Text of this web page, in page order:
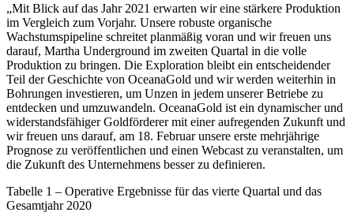
„Mit Blick auf das Jahr 2021 erwarten wir eine stärkere Produktion
im Vergleich zum Vorjahr. Unsere robuste organische
Wachstumspipeline schreitet planmäßig voran und wir freuen uns
darauf, Martha Underground im zweiten Quartal in die volle
Produktion zu bringen. Die Exploration bleibt ein entscheidender
Teil der Geschichte von OceanaGold und wir werden weiterhin in
Bohrungen investieren, um Unzen in jedem unserer Betriebe zu
entdecken und umzuwandeln. OceanaGold ist ein dynamischer und
widerstandsfähiger Goldförderer mit einer aufregenden Zukunft und
wir freuen uns darauf, am 18. Februar unsere erste mehrjährige
Prognose zu veröffentlichen und einen Webcast zu veranstalten, um
die Zukunft des Unternehmens besser zu definieren.
Tabelle 1 – Operative Ergebnisse für das vierte Quartal und das
Gesamtjahr 2020